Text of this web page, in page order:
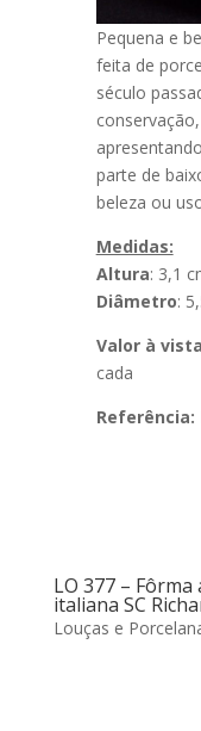
Pequena e
feita de
século
parte de
beleza ou
Medidas:
Altura: 3,1
Diâmetro:
Valor à
cada
Referência:
LO 377 –
italiana SC
Louças e